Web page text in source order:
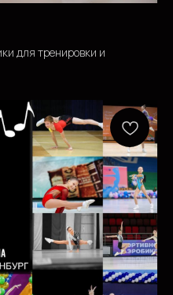
для тренировки и